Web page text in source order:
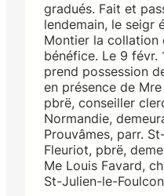
gradués. Fait et
lendemain, le seigr
Montier la collation
bénéfice. Le 9 févr.
prend possession
en présence de
pbrë, conseiller
Normandie,
Prouvâmes, parr.
Fleuriot, pbrë,
Me Louis Favard,
St-Julien-le-